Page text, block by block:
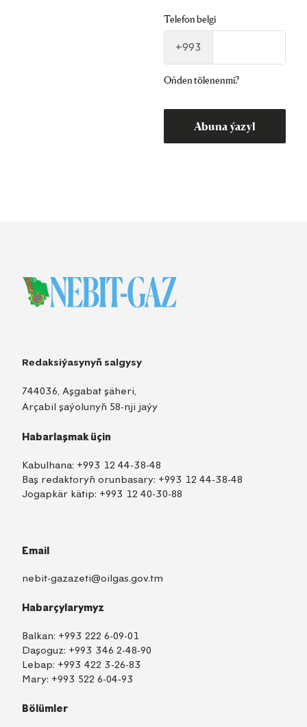
Telefon belgi
+993
Oňden tölenenmi?
Abuna ýazyl
Redaksiýasynyň salgysy
744036, Aşgabat şäheri,
Arçabil şaýolunyň 58-nji jaýy
Habarlaşmak üçin
Kabulhana: +993 12 44-38-48
Baş redaktoryň orunbasary: +993 12 44-38-48
Jogapkär kätip: +993 12 40-30-88
Email
nebit-gazazeti@oilgas.gov.tm
Habarçylarymyz
Balkan: +993 222 6-09-01
Daşoguz: +993 346 2-48-90
Lebap: +993 422 3-26-83
Mary: +993 522 6-04-93
Bölümler